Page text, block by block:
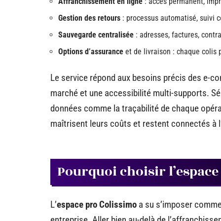
Gestion des retours : processus automatisé, suivi
Sauvegarde centralisée : adresses, factures,
Options d’assurance et de livraison : chaque colis
Le service répond aux besoins précis des e-
marché et une accessibilité multi-supports.
données comme la traçabilité de chaque
maîtrisent leurs coûts et restent connectés à
Pourquoi choisir
L’espace pro Colissimo a su s’imposer